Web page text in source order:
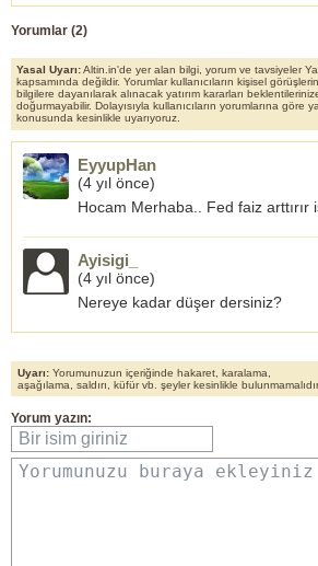
Yorumlar (2)
Yasal Uyarı:Altin.in'de yer alan bilgi, yorum ve tavsiyeler
kapsamında değildir. Yorumlar kullanıcıların kişisel
bilgilere dayanılarak alınacak yatırım kararları
doğurmayabilir. Dolayısıyla kullanıcıların yorumlarına göre
konusunda kesinlikle uyarıyoruz.
EyyupHan
(4 yıl önce)
Hocam Merhaba.. Fed faiz arttırır
Ayisigi_
(4 yıl önce)
Nereye kadar düşer dersiniz?
Uyarı: Yorumunuzun içeriğinde hakaret, karalama,
aşağılama, saldırı, küfür vb. şeyler kesinlikle
Yorum yazın:
Bir isim giriniz
Yorumunuzu buraya ekleyiniz